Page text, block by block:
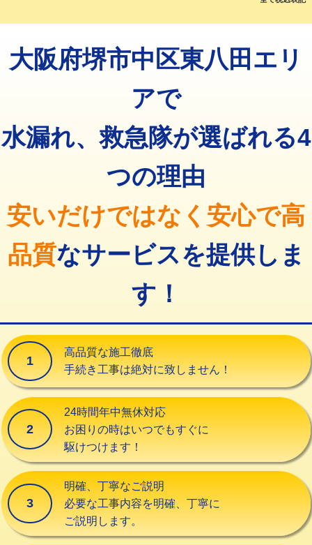
マス交換（深さ50㎝以上） 66,000円
27,500円
コンクリート斫り（厚さ10㎝超え）
モルタル補修（厚さ10㎝まで） 27,500円
16,500円
廃棄・処分 現場見積
トーラー機使用/3mまで 33,000円
追加トーラー機使用/3m超え +3,300円
止水・漏水調査・防水処理・清掃・修
11,000円
止水・漏水調査・防水処理・清掃・修
22,000円
止水・漏水調査・防水処理・清掃・修
理・調整・分解・加工など（重作業）
33,000円
その他部品の脱着 8,800円～
交換・取付(単水栓（壁付・デッキ
式）)
13,200円+材料費
交換・取付(混合水栓（壁付・デッキ
式・ワンホール）)
16,500円+材料費
交換・取付(排水栓・排水トラップ
（P/S/ポップアップ））
交換・取付（その他部品）
持込商品取付（単水栓）
持込商品取付（混合水栓） 16,500円
持込商品取付（浄水器・分岐水栓） 16,500円
大阪府堺市中区東八田エリ
アで
水漏れ、救急隊が選ばれる4
つの理由
安いだけではなく安心で高
品質なサービスを提供しま
す！
1
高品質な施工徹底
手続き工事は絶対に致しません！
2
24時間年中無休対応
お困りの時はいつでもすぐに
駆けつけます！
3
明確、丁寧なご説明
必要な工事内容を明確、丁寧に
ご説明します。